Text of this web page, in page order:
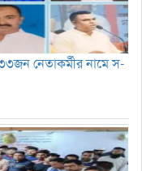
নেতাকর্মীর নামে স-